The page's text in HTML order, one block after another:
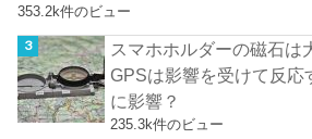
353.2k件のビュー
スマホホルダーの磁石は
GPSは影響を受けて反応
に影響？
235.3k件のビュー